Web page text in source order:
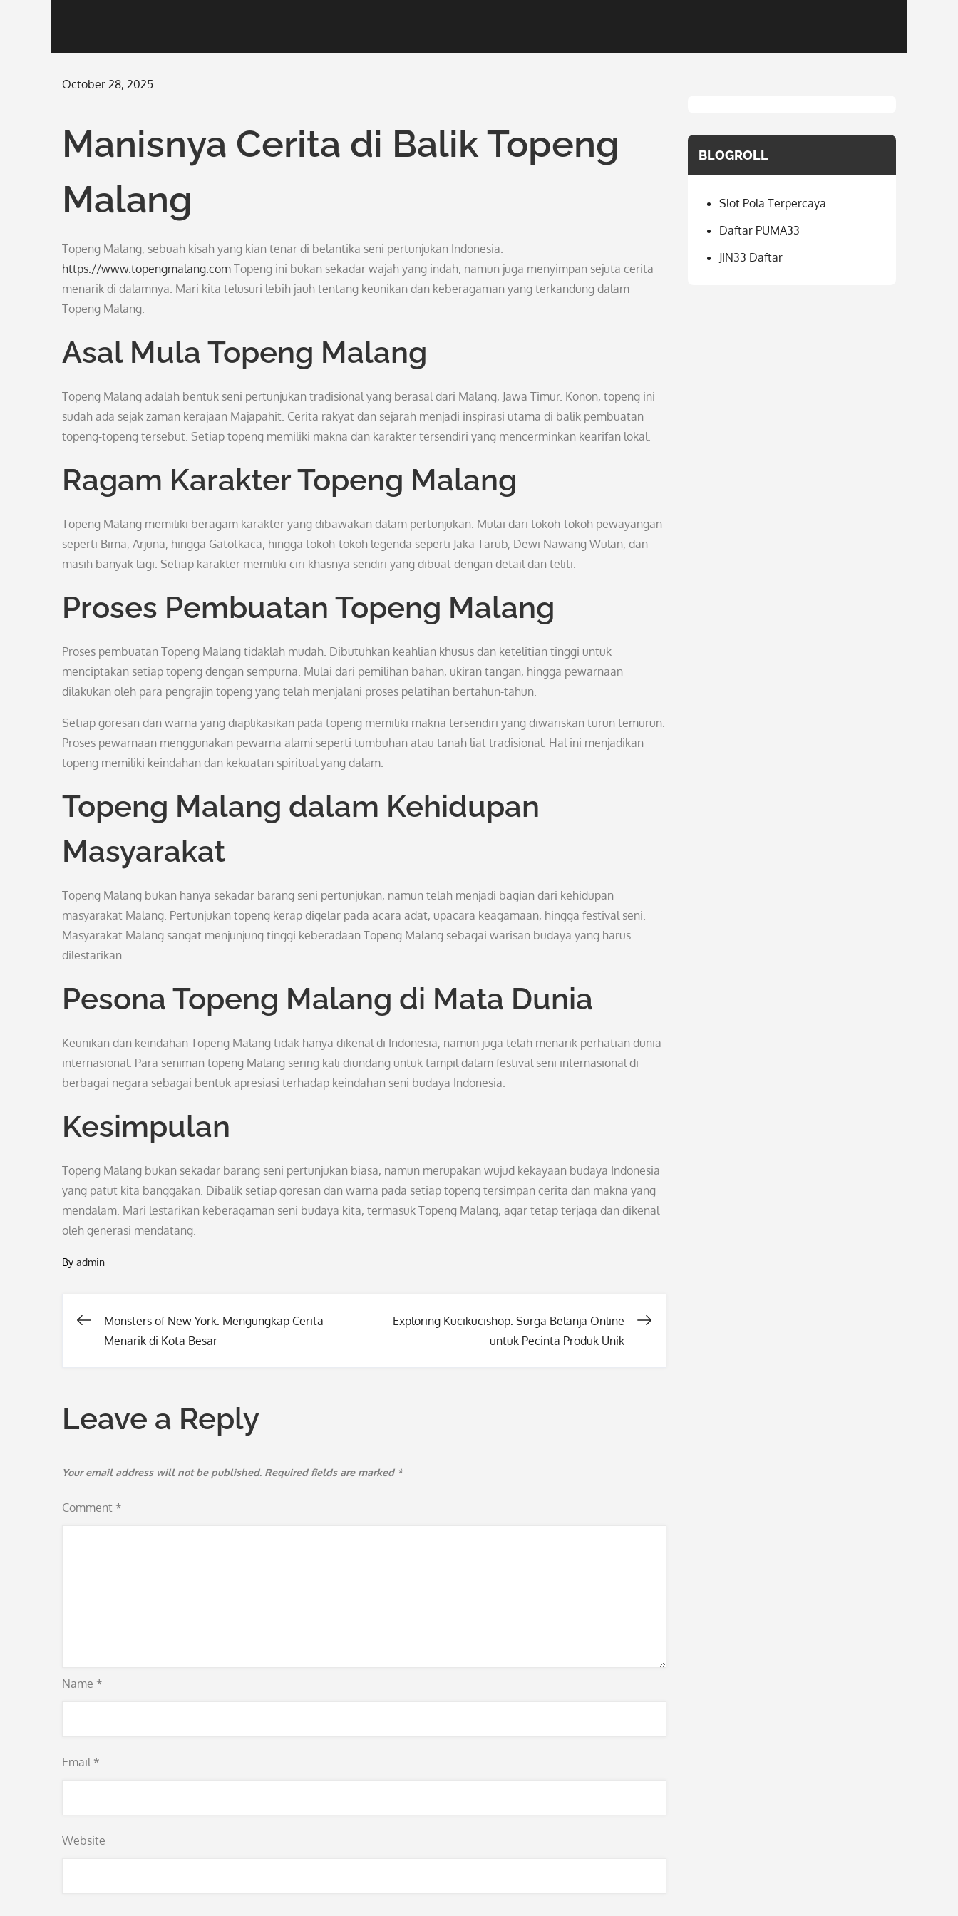
Posted
October 28, 2025
Manisnya Cerita di Balik Topeng
Malang
Topeng Malang, sebuah kisah yang kian tenar di belantika seni pertunjukan Indonesia.
https://www.topengmalang.com Topeng ini bukan sekadar wajah yang indah, namun juga menyimpan sejuta cerita
menarik di dalamnya. Mari kita telusuri lebih jauh tentang keunikan dan keberagaman yang terkandung dalam
Topeng Malang.
Asal Mula Topeng Malang
Topeng Malang adalah bentuk seni pertunjukan tradisional yang berasal dari Malang, Jawa Timur. Konon, topeng ini
sudah ada sejak zaman kerajaan Majapahit. Cerita rakyat dan sejarah menjadi inspirasi utama di balik pembuatan
topeng-topeng tersebut. Setiap topeng memiliki makna dan karakter tersendiri yang mencerminkan kearifan lokal.
Ragam Karakter Topeng Malang
Topeng Malang memiliki beragam karakter yang dibawakan dalam pertunjukan. Mulai dari tokoh-tokoh pewayangan
seperti Bima, Arjuna, hingga Gatotkaca, hingga tokoh-tokoh legenda seperti Jaka Tarub, Dewi Nawang Wulan, dan
masih banyak lagi. Setiap karakter memiliki ciri khasnya sendiri yang dibuat dengan detail dan teliti.
Proses Pembuatan Topeng Malang
Proses pembuatan Topeng Malang tidaklah mudah. Dibutuhkan keahlian khusus dan ketelitian tinggi untuk
menciptakan setiap topeng dengan sempurna. Mulai dari pemilihan bahan, ukiran tangan, hingga pewarnaan
dilakukan oleh para pengrajin topeng yang telah menjalani proses pelatihan bertahun-tahun.
Setiap goresan dan warna yang diaplikasikan pada topeng memiliki makna tersendiri yang diwariskan turun temurun.
Proses pewarnaan menggunakan pewarna alami seperti tumbuhan atau tanah liat tradisional. Hal ini menjadikan
topeng memiliki keindahan dan kekuatan spiritual yang dalam.
Topeng Malang dalam Kehidupan
Masyarakat
Topeng Malang bukan hanya sekadar barang seni pertunjukan, namun telah menjadi bagian dari kehidupan
masyarakat Malang. Pertunjukan topeng kerap digelar pada acara adat, upacara keagamaan, hingga festival seni.
Masyarakat Malang sangat menjunjung tinggi keberadaan Topeng Malang sebagai warisan budaya yang harus
dilestarikan.
Pesona Topeng Malang di Mata Dunia
Keunikan dan keindahan Topeng Malang tidak hanya dikenal di Indonesia, namun juga telah menarik perhatian dunia
internasional. Para seniman topeng Malang sering kali diundang untuk tampil dalam festival seni internasional di
berbagai negara sebagai bentuk apresiasi terhadap keindahan seni budaya Indonesia.
Kesimpulan
Topeng Malang bukan sekadar barang seni pertunjukan biasa, namun merupakan wujud kekayaan budaya Indonesia
yang patut kita banggakan. Dibalik setiap goresan dan warna pada setiap topeng tersimpan cerita dan makna yang
mendalam. Mari lestarikan keberagaman seni budaya kita, termasuk Topeng Malang, agar tetap terjaga dan dikenal
oleh generasi mendatang.
By admin
Post
Monsters of New York: Mengungkap Cerita
Menarik di Kota Besar
Exploring Kucikucishop: Surga Belanja Online
untuk Pecinta Produk Unik
Leave a Reply
Your email address will not be published. Required fields are marked *
Comment *
Name *
Email *
Website
BLOGROLL
Slot Pola Terpercaya
Daftar PUMA33
JIN33 Daftar